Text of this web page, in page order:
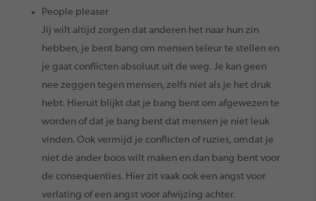
People pleaser
Jij wilt altijd zorgen dat anderen het naar hun zin
hebben, je bent bang om mensen teleur te stellen en
je gaat conflicten absoluut uit de weg. Je kan geen
nee zeggen tegen mensen, zelfs niet als je het druk
hebt. Hieruit blijkt dat je bang bent om afgewezen te
worden of dat je bang bent dat mensen je niet leuk
vinden. Ook vermijd je conflicten of ruzies, omdat je
niet de ander boos wilt maken en dan bang bent voor
de consequenties. Hier zit vaak ook een angst voor
verlating of een angst voor afwijzing achter.